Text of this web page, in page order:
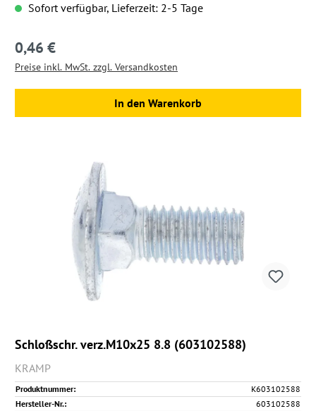
Sofort verfügbar, Lieferzeit: 2-5 Tage
Regulärer Preis:
0,46 €
Preise inkl. MwSt. zzgl. Versandkosten
In den Warenkorb
Schloßschr. verz.M10x25 8.8 (603102588)
KRAMP
Produktnummer:
K603102588
Hersteller-Nr.:
603102588